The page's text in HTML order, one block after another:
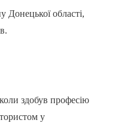
області,
здобув професію
у